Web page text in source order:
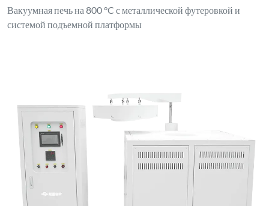
Вакуумная печь на 800 °C с металлической футеровкой и
системой подъемной платформы